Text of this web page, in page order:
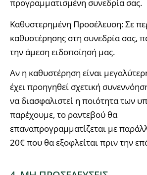
προγραμματισμένη συνεδρία σας.
Καθυστερημένη Προσέλευση: Σε
καθυστέρησης στη συνεδρία σας,
την άμεση ειδοποίησή μας.
Αν η καθυστέρηση είναι
έχει προηγηθεί σχετική
να διασφαλιστεί η ποιότητα των
παρέχουμε, το ραντεβού θα
επαναπρογραμματίζεται με
20€ που θα εξοφλείται πριν την